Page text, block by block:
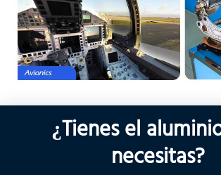
¿Tienes el
necesitas?